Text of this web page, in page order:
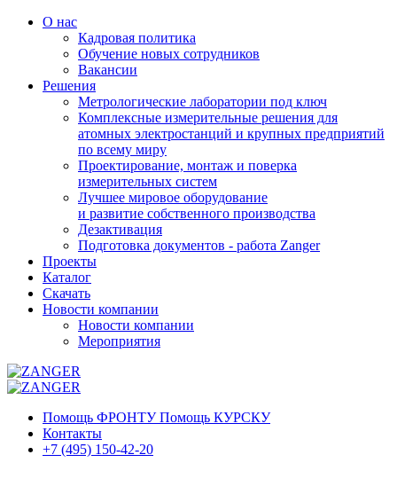
О нас
Кадровая политика
Обучение новых сотрудников
Вакансии
Решения
Метрологические лаборатории под ключ
Комплексные измерительные решения для
атомных электростанций и крупных предприятий
по всему миру
Проектирование, монтаж и поверка
измерительных систем
Лучшее мировое оборудование
и развитие собственного производства
Дезактивация
Подготовка документов - работа Zanger
Проекты
Каталог
Скачать
Новости компании
Новости компании
Мероприятия
Помощь ФРОНТУ Помощь КУРСКУ
Контакты
+7 (495) 150-42-20